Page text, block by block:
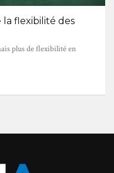
la flexibilité des
plus de flexibilité en